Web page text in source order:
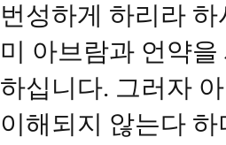
번성하게 하리라
미 아브람과 언약
하십니다. 그러자
이해되지 않는다